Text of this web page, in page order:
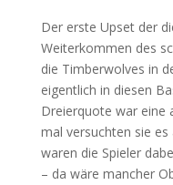
Der erste Upset der
Weiterkommen des
die Timberwolves in
eigentlich in diesen
Dreierquote war eine
mal versuchten sie
waren die Spieler
– da wäre mancher